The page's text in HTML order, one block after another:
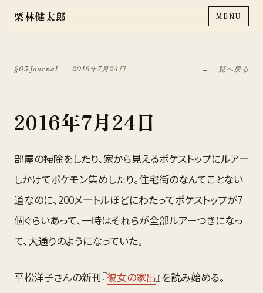
栗林健太郎 MENU
§03 Journal · 2016年7月24日 ← 一覧へ戻る
2016年7月24日
部屋の掃除をしたり、家から見えるポケストップにルアー
しかけてポケモン集めしたり。住宅街のなんてことない
道なのに、200メートルほどにわたってポケストップが7
個ぐらいあって、一時はそれらが全部ルアーつきになっ
て、大通りのようになっていた。
平松洋子さんの新刊『彼女の家出』を読み始める。